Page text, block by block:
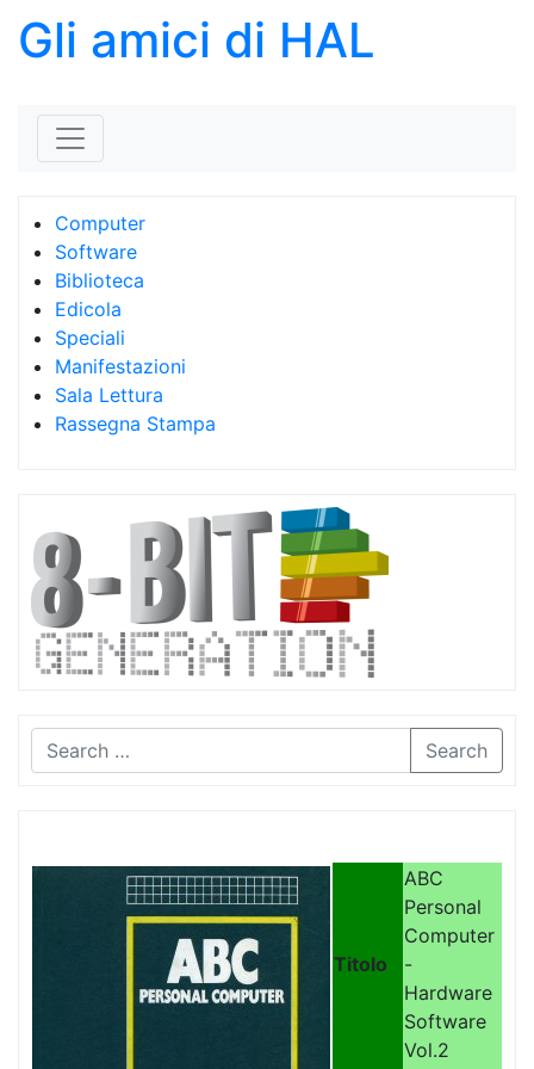
Gli amici di HAL
Computer
Software
Biblioteca
Edicola
Speciali
Manifestazioni
Sala Lettura
Rassegna Stampa
Search
Titolo
ABC
Personal
Computer
-
Hardware
Software
Vol.2